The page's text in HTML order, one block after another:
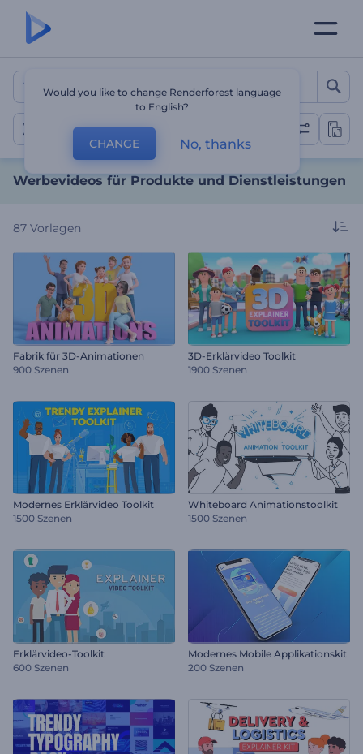
Werbevideos für
Produkt- oder Dienstleistungsförderung
Werbevideos für Produkte und Dienstleistungen
87 Vorlagen
Fabrik für 3D-Animationen
900 Szenen
3D-Erklärvideo Toolkit
1900 Szenen
Modernes Erklärvideo Toolkit
1500 Szenen
Whiteboard Animationstoolkit
1500 Szenen
Erklärvideo-Toolkit
600 Szenen
Modernes Mobile Applikationskit
200 Szenen
Would you like to change Renderforest language
to English?
CHANGE No, thanks